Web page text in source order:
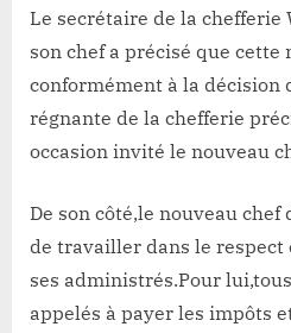
Le secrétaire de la chefferie
son chef a précisé que
conformément à la décision
régnante de la chefferie
occasion invité le nouveau
De son côté,le nouveau
de travailler dans le
ses administrés.Pour
appelés à payer les impôts